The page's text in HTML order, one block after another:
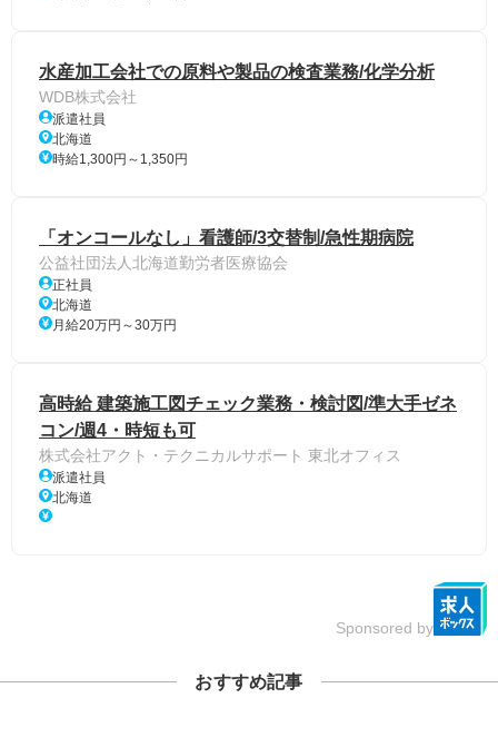
水産加工会社での原料や製品の検査業務/化学分析
WDB株式会社
派遣社員
北海道
時給1,300円～1,350円
「オンコールなし」看護師/3交替制/急性期病院
公益社団法人北海道勤労者医療協会
正社員
北海道
月給20万円～30万円
高時給 建築施工図チェック業務・検討図/準大手ゼネ
コン/週4・時短も可
株式会社アクト・テクニカルサポート 東北オフィス
派遣社員
北海道
Sponsored by
おすすめ記事